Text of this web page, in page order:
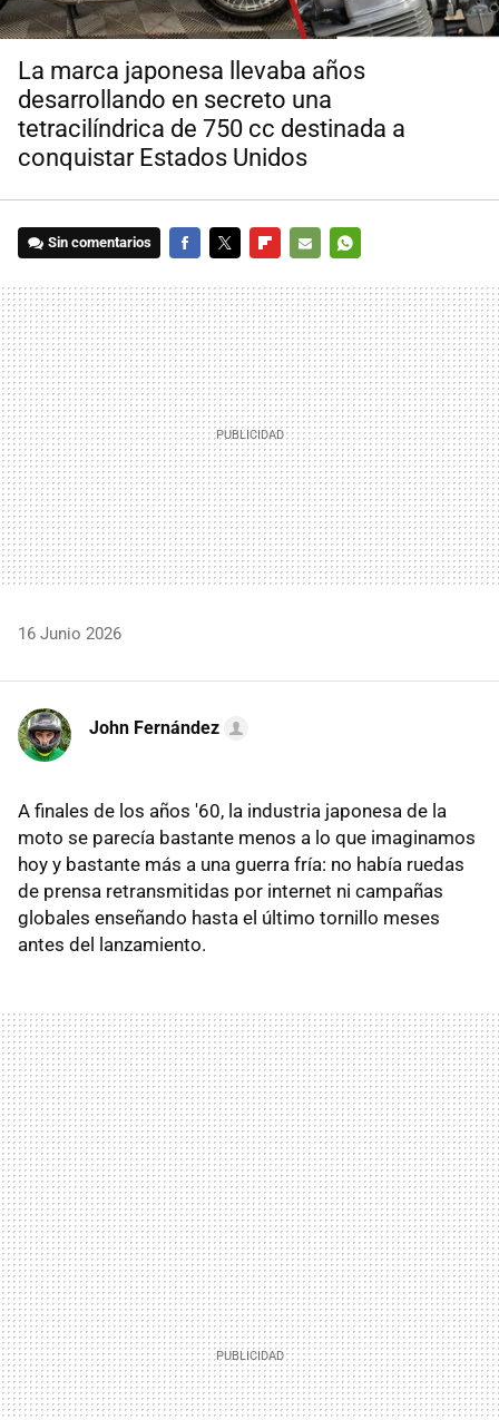
La marca japonesa llevaba años
desarrollando en secreto una
tetracilíndrica de 750 cc destinada a
conquistar Estados Unidos
Sin comentarios
MAIL
16 Junio 2026
John Fernández
A finales de los años '60, la industria japonesa de la
moto se parecía bastante menos a lo que imaginamos
hoy y bastante más a una guerra fría: no había ruedas
de prensa retransmitidas por internet ni campañas
globales enseñando hasta el último tornillo meses
antes del lanzamiento.